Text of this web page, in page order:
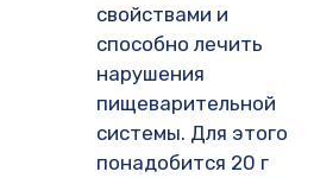
свойствами и
способно лечить
нарушения
пищеварительной
системы. Для этого
понадобится 20 г